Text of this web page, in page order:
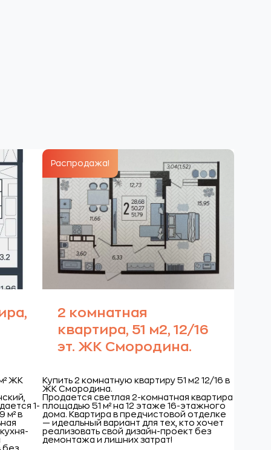
ЖК
1-
м² в
Распродажа!
2 комнатная
квартира, 51 м2, 12/16
эт. ЖК Смородина.
Купить 2 комнатную квартиру 51 м2 12/16 в
ЖК Смородина.
Продается светлая 2-комнатная квартира
площадью 51 м² на 12 этаже 16-этажного
дома. Квартира в предчистовой отделке
— идеальный вариант для тех, кто хочет
реализовать свой дизайн-проект без
демонтажа и лишних затрат!